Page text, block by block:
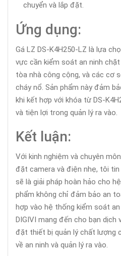
chuyển và lắp đặt.
Ứng dụng:
Gá LZ DS-K4H250-LZ là lựa
vực cần kiểm soát an ninh
tòa nhà công cộng, và các cơ
cháy nổ. Sản phẩm này đảm
khi kết hợp với khóa từ DS-
và tiện lợi trong quản lý ra vào.
Kết luận:
Với kinh nghiệm và chuyên
đặt camera và điện nhẹ, tôi tin
sẽ là giải pháp hoàn hảo cho
phẩm không chỉ đảm bảo an
hợp vào hệ thống kiểm soát
DIGIVI mang đến cho bạn dịch
đặt thiết bị quản lý chất lượng
về an ninh và quản lý ra vào.